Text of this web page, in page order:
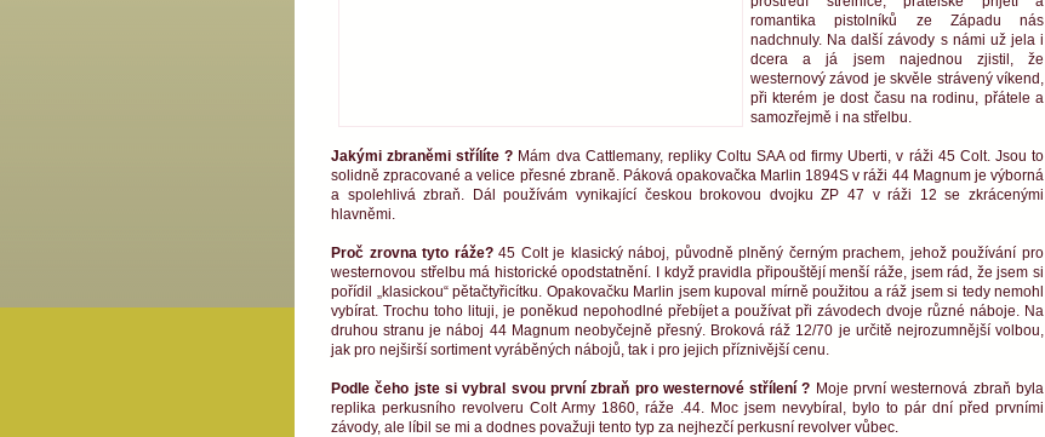
romantika pistolníků ze Západu nás
nadchnuly. Na další závody s námi už jela i
dcera a já jsem najednou zjistil, že
westernový závod je skvěle strávený víkend,
při kterém je dost času na rodinu, přátele a
samozřejmě i na střelbu.
Jakými zbraněmi střílíte ? Mám dva Cattlemany, repliky Coltu SAA od firmy Uberti, v ráži 45 Colt. Jsou to
solidně zpracované a velice přesné zbraně. Páková opakovačka Marlin 1894S v ráži 44 Magnum je výborná
a spolehlivá zbraň. Dál používám vynikající českou brokovou dvojku ZP 47 v ráži 12 se zkrácenými
hlavněmi.
Proč zrovna tyto ráže?45 Colt je klasický náboj, původně plněný černým prachem, jehož používání pro
westernovou střelbu má historické opodstatnění. I když pravidla připouštějí menší ráže, jsem rád, že jsem si
pořídil „klasickou“ pětačtyřicítku. Opakovačku Marlin jsem kupoval mírně použitou a ráž jsem si tedy nemohl
vybírat. Trochu toho lituji, je poněkud nepohodlné přebíjet a používat při závodech dvoje různé náboje. Na
druhou stranu je náboj 44 Magnum neobyčejně přesný. Broková ráž 12/70 je určitě nejrozumnější volbou,
jak pro nejširší sortiment vyráběných nábojů, tak i pro jejich příznivější cenu.
Podle čeho jste si vybral svou první zbraň pro westernové střílení ? Moje první westernová zbraň byla
replika perkusního revolveru Colt Army 1860, ráže .44. Moc jsem nevybíral, bylo to pár dní před prvními
závody, ale líbil se mi a dodnes považuji tento typ za nejhezčí perkusní revolver vůbec.